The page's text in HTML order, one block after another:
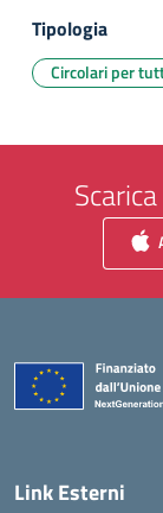
Tipologia
Circolari per
Link Esterni